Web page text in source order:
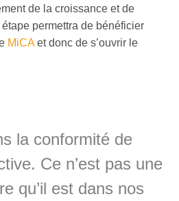
de la croissance et de
étape permettra de bénéficier
MiCAet donc de s’ouvrir le
la conformité de
Ce n’est pas une
qu’il est dans nos